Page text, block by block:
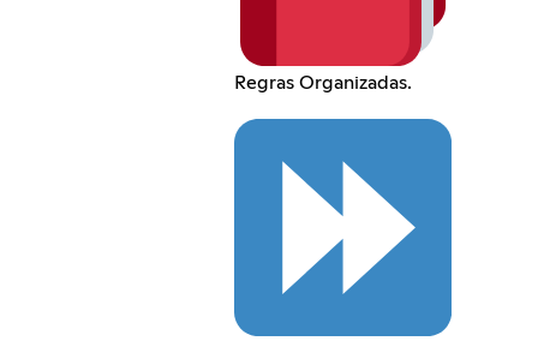
Regras Organizadas.